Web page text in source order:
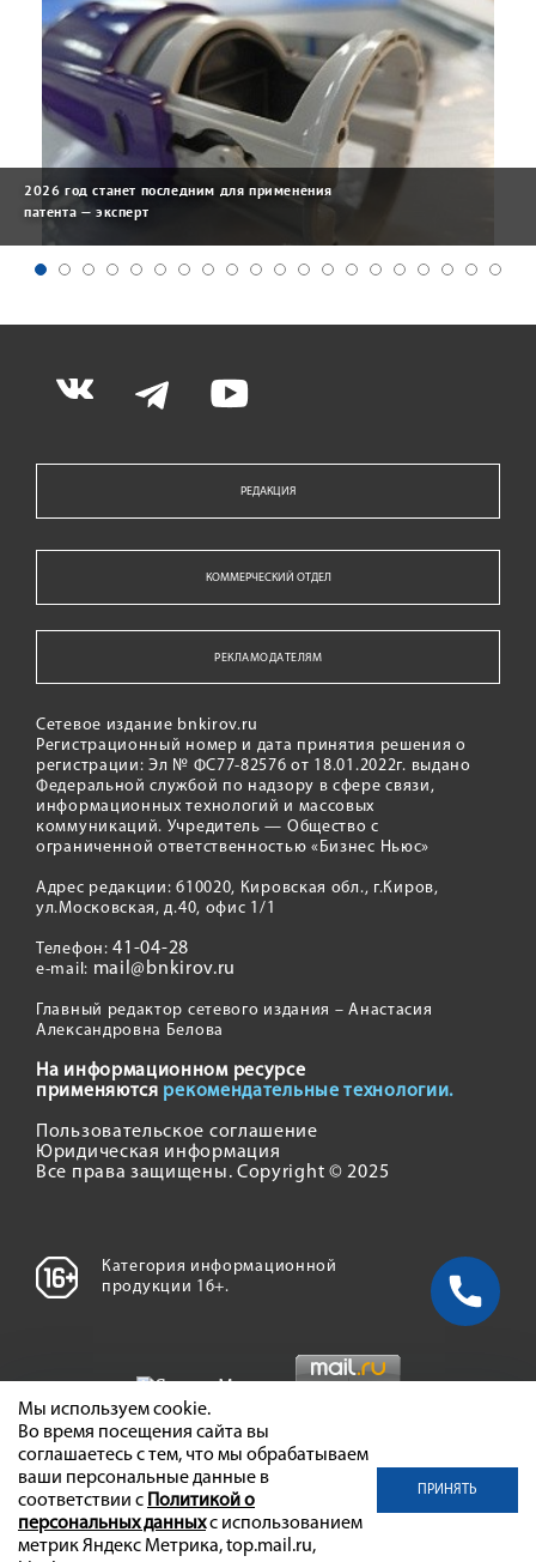
2026 год станет последним для применения
патента — эксперт
РЕДАКЦИЯ
КОММЕРЧЕСКИЙ ОТДЕЛ
РЕКЛАМОДАТЕЛЯМ
Сетевое издание bnkirov.ru
Регистрационный номер и дата принятия решения о
регистрации: Эл № ФС77-82576 от 18.01.2022г. выдано
Федеральной службой по надзору в сфере связи,
информационных технологий и массовых
коммуникаций. Учредитель — Общество с
ограниченной ответственностью «Бизнес Ньюс»
Адрес редакции: 610020, Кировская обл., г.Киров,
ул.Московская, д.40, офис 1/1
Телефон:41-04-28
e-mail: mail@bnkirov.ru
Главный редактор сетевого издания – Анастасия
Александровна Белова
На информационном ресурсе
применяются рекомендательные технологии.
Пользовательское соглашение
Юридическая информация
Все права защищены. Copyright © 2025
Категория информационной
продукции 16+.
Мы используем cookie.
Во время посещения сайта вы
соглашаетесь с тем, что мы обрабатываем
ваши персональные данные в
соответствии с Политикой о
персональных данныхс использованием
метрик Яндекс Метрика, top.mail.ru,
ПРИНЯТЬ